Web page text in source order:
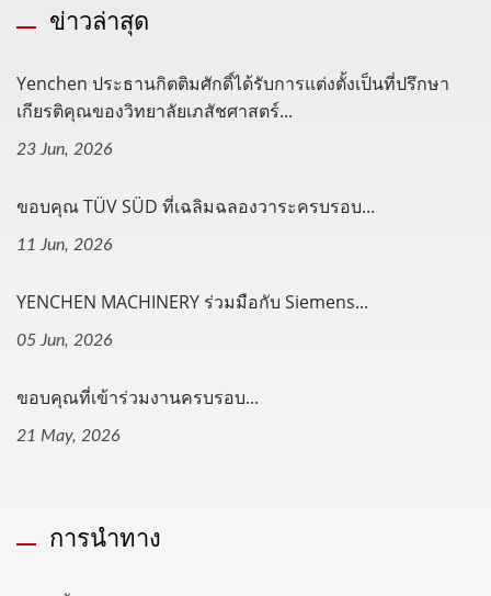
ข่าวล่าสุด
Yenchen ประธานกิตติมศักดิ์ได้รับการแต่งตั้งเป็นที่ปรึกษา
เกียรติคุณของวิทยาลัยเภสัชศาสตร์...
23 Jun, 2026
ขอบคุณ TÜV SÜD ที่เฉลิมฉลองวาระครบรอบ...
11 Jun, 2026
YENCHEN MACHINERY ร่วมมือกับ Siemens...
05 Jun, 2026
ขอบคุณที่เข้าร่วมงานครบรอบ...
21 May, 2026
การนำทาง